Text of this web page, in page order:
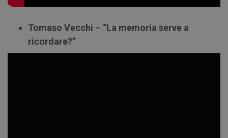
Tomaso Vecchi – “La memoria serve a
ricordare?”